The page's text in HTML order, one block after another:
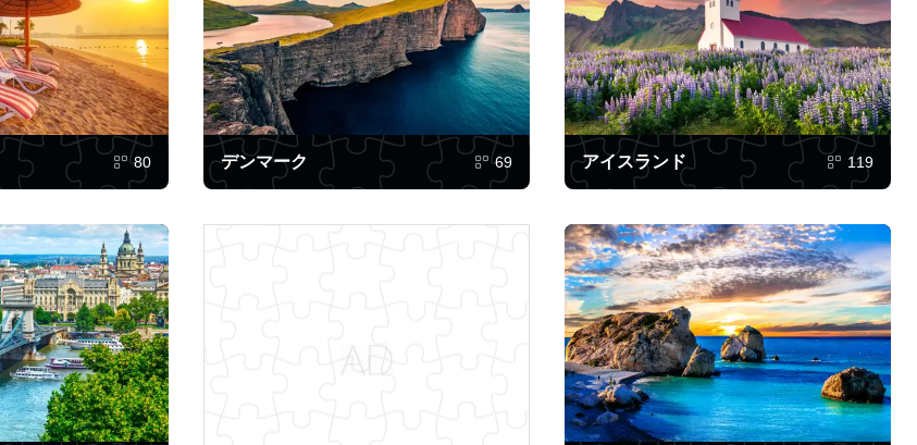
80 デンマーク 69 アイスランド 119